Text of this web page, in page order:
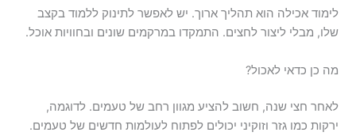
לימוד אכילה הוא תהליך ארוך. יש לאפשר לתינוק ללמוד בקצב
שלו, מבלי ליצור לחצים. התמקדו במרקמים שונים ובחוויות אוכל.
מה כן כדאי לאכול?
לאחר חצי שנה, חשוב להציע מגוון רחב של טעמים. לדוגמה,
ירקות כמו גזר וזוקיני יכולים לפתוח לעולמות חדשים של טעמים.